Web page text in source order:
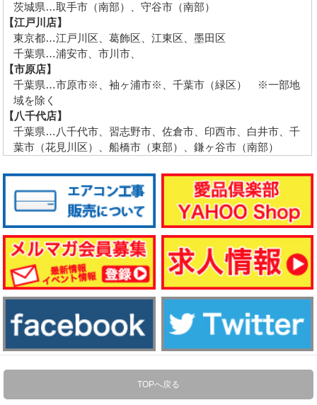
茨城県…取手市（南部）、守谷市（南部）
【江戸川店】
東京都…江戸川区、葛飾区、江東区、墨田区
千葉県…浦安市、市川市、
【市原店】
千葉県…市原市※、袖ヶ浦市※、千葉市（緑区） ※一部地
域を除く
【八千代店】
千葉県…八千代市、習志野市、佐倉市、印西市、白井市、千
葉市（花見川区）、船橋市（東部）、鎌ヶ谷市（南部）
TOPへ戻る